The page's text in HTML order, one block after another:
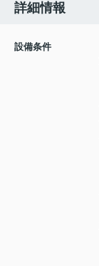
詳細情報
設備条件